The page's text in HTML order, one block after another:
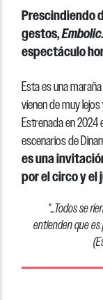
Prescindiendo
gestos,
espectáculo
Esta es una
vienen de muy
Estrenada en 2024
escenarios de
es una
por el circo y el
"...Todos se
entienden que es
(